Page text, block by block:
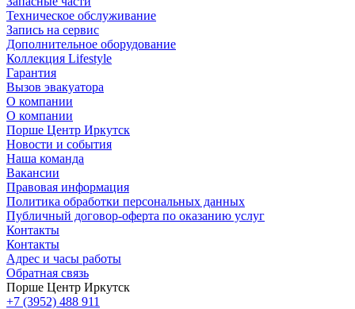
Техническое обслуживание
Запись на сервис
Дополнительное оборудование
Коллекция Lifestyle
Гарантия
Вызов эвакуатора
О компании
О компании
Порше Центр Иркутск
Новости и события
Наша команда
Вакансии
Правовая информация
Политика обработки персональных данных
Публичный договор-оферта по оказанию услуг
Контакты
Контакты
Адрес и часы работы
Обратная связь
Порше Центр Иркутск
+7 (3952) 488 911